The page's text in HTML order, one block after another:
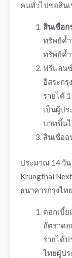
คนทั่วไปขอสิน
สินเชื่อ
ทรัพย์ค้
ทรัพย์ค้
ฟรีแลน
อิสระกรุ
รายได้
เป็นผู้ป
บาทขึ้น
สินเชื่อ
ประมาณ 14 วั
Krungthai
ธนาคารกรุงไทย
ดอกเบี้ย
อัตราดอ
รายได้ป
ไทยผู้ปร